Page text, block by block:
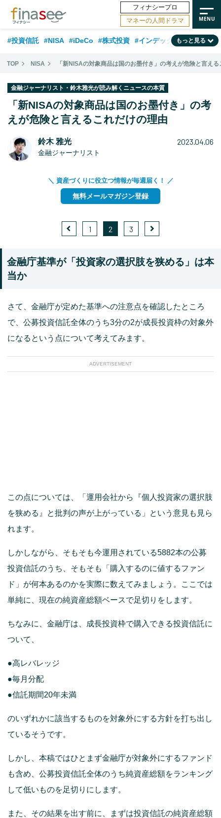
フィナシープロ
マネーの人間ドラマ
#投資信託 #NISA #iDeCo #株式投資 #インデックスファンド
#相談事例 #相続・贈与 #FP #新NISA #50代 #トレンド
#フィナンシャル・ウェルビーイング #金融用語解説 #海外事情
#資産運用業界 #老後 #データ・調査 #60代 #米国株
#国内株式型
もっと見る
TOP NISA 「新NISAの対象商品は国のお墨付き」の考えが危険と言え
金融ジャーナリスト・鈴木雅光が読み解くニュースの本質
「新NISAの対象商品は国のお墨付き」の考
えが危険と言えるこれだけの理由
鈴木 雅光
金融ジャーナリスト
2023.04.06
＼ 資産づくりに役立つ情報が毎週届く！ ／
無料メールマガジン登録
1 2 3
金融庁基準が「投資家の選択肢を狭める」は本
当か
さて、金融庁が定めた基準への注意点を確認したところ
で、公募投資信託全体のうち3分の2が成長投資枠の対象外
になるという点について考えてみます。
ADVERTISEMENT
この点については、「運用会社から『個人投資家の選択肢
を狭める』と批判の声が上がっている」という意見も見ら
れます。
しかしながら、そもそも今運用されている5882本の公募
投資信託のうち、そもそも「購入するのに値するファン
ド」が何本あるのかを実際に数えてみましょう。ここでは
単純に、現在の純資産総額ベースで足切りをします。
ちなみに、金融庁は、成長投資枠で購入できる投資信託に
ついて、
●高レバレッジ
●毎月分配
●信託期間20年未満
のいずれかに該当するものを対象外にする方針を打ち出し
ているそうです。
しかし、本稿ではひとまず金融庁が対象外にするファンド
も含め、公募投資信託全体のうち純資産総額をランキング
して低いものを足切りにします。
また、その結果を出す前に、まずは投資信託の純資産総額